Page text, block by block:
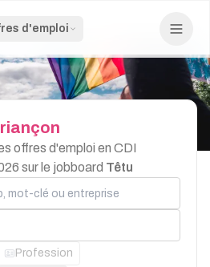
d'emploi
offres d'emploi en CDI
sur le jobboard Têtu
clé ou entreprise
Profession